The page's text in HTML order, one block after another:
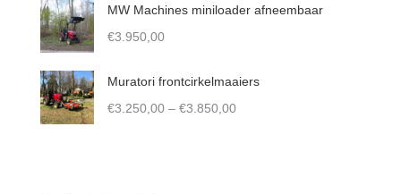
€6.100,00
MW Machines miniloader afneembaar
€3.950,00
Muratori frontcirkelmaaiers
€3.250,00 – €3.850,00Price